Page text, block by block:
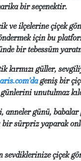
bir seçenektir.
ve ilçelerine çiçek
için bu
bir tebessüm
kırmızı güller,
geniş bir
unutulmaz
anneler günü,
sürpriz yaparak
sevdiklerinize çiçek